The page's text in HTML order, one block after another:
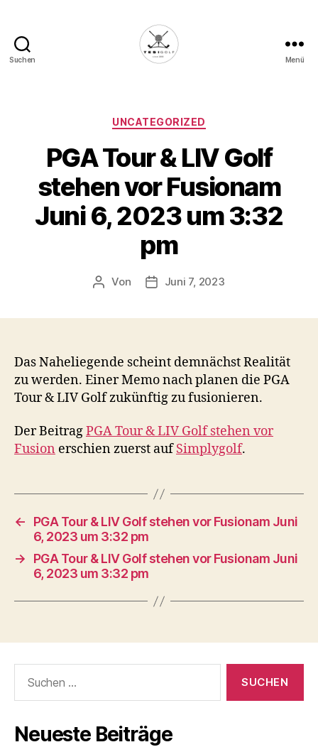
Suchen
Deine
Plattform
für
Golfbegeisterte!
Menü
Kategorien
UNCATEGORIZED
PGA Tour & LIV Golf
stehen vor Fusionam
Juni 6, 2023 um 3:32
pm
Beitragsautor
Von Veröffentlichungsdatum
Juni 7, 2023
Das Naheliegende scheint demnächst Realität
zu werden. Einer Memo nach planen die PGA
Tour & LIV Golf zukünftig zu fusionieren.
Der BeitragPGA Tour & LIV Golf stehen vor
Fusion erschien zuerst aufSimplygolf.
←
PGA Tour & LIV Golf stehen vor Fusionam Juni
6, 2023 um 3:32 pm
→
PGA Tour & LIV Golf stehen vor Fusionam Juni
6, 2023 um 3:32 pm
nach:
Neueste Beiträge